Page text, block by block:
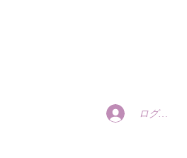
ログイン